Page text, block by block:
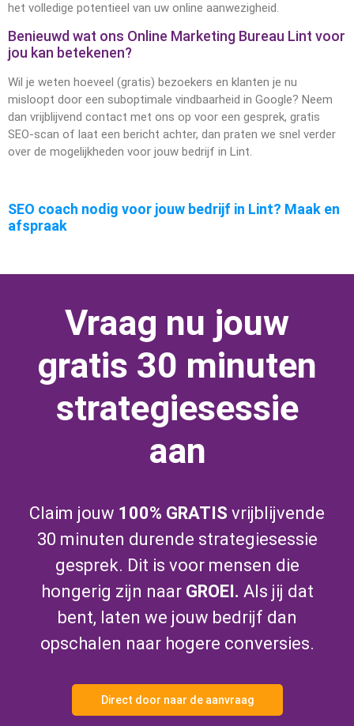
het volledige potentieel van uw online aanwezigheid.
Benieuwd wat ons Online Marketing Bureau Lint voor
jou kan betekenen?
Wil je weten hoeveel (gratis) bezoekers en klanten je nu
misloopt door een suboptimale vindbaarheid in Google? Neem
dan vrijblijvend contact met ons op voor een gesprek, gratis
SEO-scan of laat een bericht achter, dan praten we snel verder
over de mogelijkheden voor jouw bedrijf in Lint.
SEO coach nodig voor jouw bedrijf in Lint? Maak en
afspraak
Vraag nu jouw
gratis 30 minuten
strategiesessie
aan
Claim jouw 100% GRATIS vrijblijvende
30 minuten durende strategiesessie
gesprek. Dit is voor mensen die
hongerig zijn naar GROEI. Als jij dat
bent, laten we jouw bedrijf dan
opschalen naar hogere conversies.
Direct door naar de aanvraag